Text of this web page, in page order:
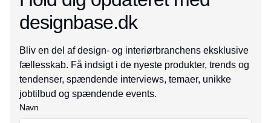
designbase.dk
Bliv en del af design- og interiørbranchens eksklusive
fællesskab. Få indsigt i de nyeste produkter, trends og
tendenser, spændende interviews, temaer, unikke
jobtilbud og spændende events.
Navn